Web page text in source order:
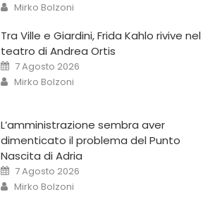
Mirko Bolzoni
Tra Ville e Giardini, Frida Kahlo rivive nel
teatro di Andrea Ortis
7 Agosto 2026
Mirko Bolzoni
L’amministrazione sembra aver
dimenticato il problema del Punto
Nascita di Adria
7 Agosto 2026
Mirko Bolzoni